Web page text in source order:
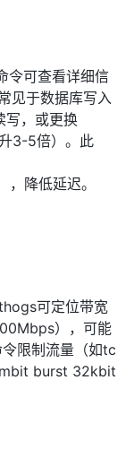
令可查看详细信
见于数据库写入
写，或更换
3-5倍）。此
降低延迟。
可定位带宽
），可能
限制流量（如tc
burst 32kbit